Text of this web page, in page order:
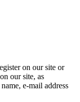
on our site or
our site, as
e-mail address